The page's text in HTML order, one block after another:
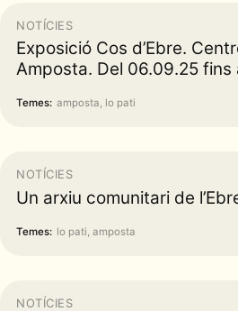
NOTÍCIES
Exposició Cos d’Ebre.
Amposta. Del 06.09.25 fins
Temes: amposta, lo pati
NOTÍCIES
Un arxiu comunitari de
Temes: lo pati, amposta
NOTÍCIES